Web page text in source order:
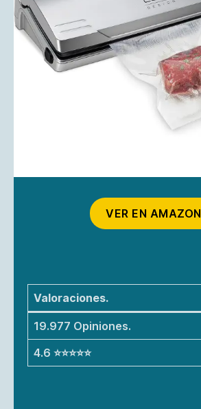
VER EN AMAZON
Valoraciones.
19.977 Opiniones.
4.6 ⭐⭐⭐⭐⭐